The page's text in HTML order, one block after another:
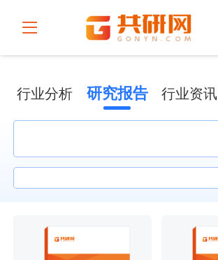
行业分析 研究报告 行业资讯